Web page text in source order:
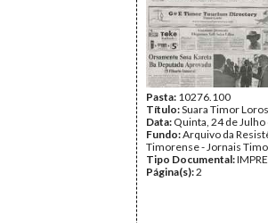
Pasta: 10276.100
Título:Suara Timor
Data: Quinta, 24 de
Fundo:Arquivo da
Timorense - Jornais
Tipo Documental:
Página(s):2